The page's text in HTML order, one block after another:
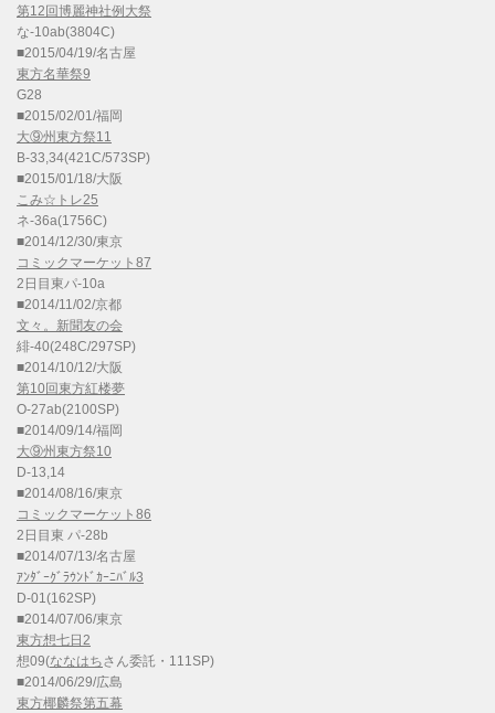
第12回博麗神社例大祭
な-10ab(3804C)
■2015/04/19/名古屋
東方名華祭9
G28
■2015/02/01/福岡
大⑨州東方祭11
B-33,34(421C/573SP)
■2015/01/18/大阪
こみ☆トレ25
ネ-36a(1756C)
■2014/12/30/東京
コミックマーケット87
2日目東パ-10a
■2014/11/02/京都
文々。新聞友の会
緋-40(248C/297SP)
■2014/10/12/大阪
第10回東方紅楼夢
O-27ab(2100SP)
■2014/09/14/福岡
大⑨州東方祭10
D-13,14
■2014/08/16/東京
コミックマーケット86
2日目東 パ-28b
■2014/07/13/名古屋
ｱﾝﾀﾞｰｸﾞﾗｳﾝﾄﾞｶｰﾆﾊﾞﾙ3
D-01(162SP)
■2014/07/06/東京
東方想七日2
想09(ななはちさん委託・111SP)
■2014/06/29/広島
東方椰麟祭第五幕